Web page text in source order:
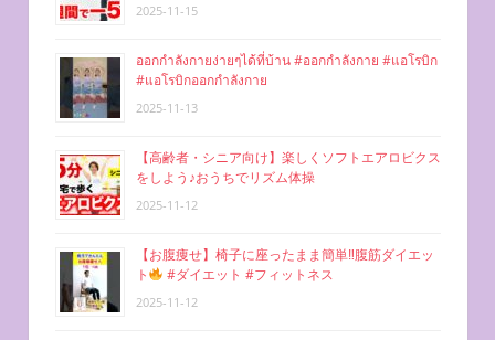
2025-11-15
ออกกำลังกายง่ายๆได้ที่บ้าน #ออกกำลังกาย #แอโรบิก
#แอโรบิกออกกำลังกาย
2025-11-13
【高齢者・シニア向け】楽しくソフトエアロビクス
をしよう♪おうちでリズム体操
2025-11-12
【お腹痩せ】椅子に座ったまま簡単‼︎腹筋ダイエッ
ト
#ダイエット #フィットネス
2025-11-12